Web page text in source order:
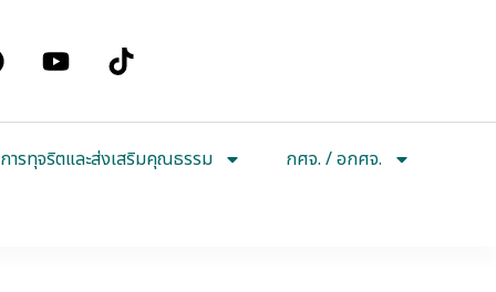
ารทุจริตและส่งเสริมคุณธรรม กศจ. / อกศจ.